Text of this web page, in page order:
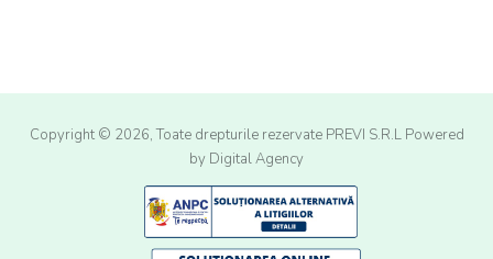
Copyright © 2026, Toate drepturile rezervate PREVI S.R.L Powered
by Digital Agency